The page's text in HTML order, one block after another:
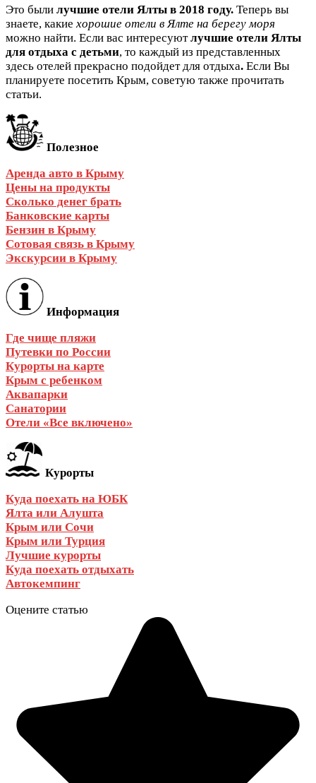
Это были лучшие отели Ялты в 2018 году. Теперь вы
знаете, какие хорошие отели в Ялте на берегу моря
можно найти. Если вас интересуютлучшие отели Ялты
для отдыха с детьми, то каждый из представленных
здесь отелей прекрасно подойдет для отдыха. Если Вы
планируете посетить Крым, советую также прочитать
статьи.
Полезное
Аренда авто в Крыму
Цены на продукты
Сколько денег брать
Банковские карты
Бензин в Крыму
Сотовая связь в Крыму
Экскурсии в Крыму
Информация
Где чище пляжи
Путевки по России
Курорты на карте
Крым с ребенком
Аквапарки
Санатории
Отели «Все включено»
Курорты
Куда поехать на ЮБК
Ялта или Алушта
Крым или Сочи
Крым или Турция
Лучшие курорты
Куда поехать отдыхать
Автокемпинг
Оцените статью